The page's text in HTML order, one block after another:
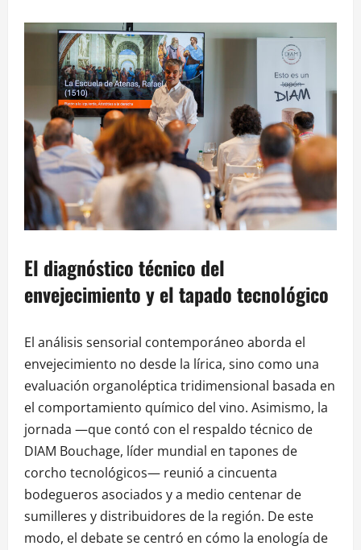
El diagnóstico técnico del
envejecimiento y el tapado tecnológico
El análisis sensorial contemporáneo aborda el
envejecimiento no desde la lírica, sino como una
evaluación organoléptica tridimensional basada en
el comportamiento químico del vino. Asimismo, la
jornada —que contó con el respaldo técnico de
DIAM Bouchage, líder mundial en tapones de
corcho tecnológicos— reunió a cincuenta
bodegueros asociados y a medio centenar de
sumilleres y distribuidores de la región. De este
modo, el debate se centró en cómo la enología de